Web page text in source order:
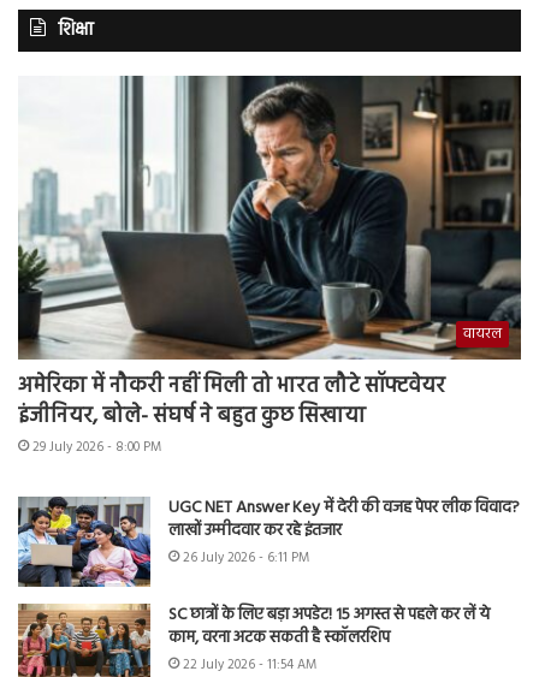
शिक्षा
वायरल
अमेरिका में नौकरी नहीं मिली तो भारत लौटे सॉफ्टवेयर
इंजीनियर, बोले- संघर्ष ने बहुत कुछ सिखाया
29 July 2026 - 8:00 PM
UGC NET Answer Key में देरी की वजह पेपर लीक विवाद?
लाखों उम्मीदवार कर रहे इंतजार
26 July 2026 - 6:11 PM
SC छात्रों के लिए बड़ा अपडेट! 15 अगस्त से पहले कर लें ये
काम, वरना अटक सकती है स्कॉलरशिप
22 July 2026 - 11:54 AM